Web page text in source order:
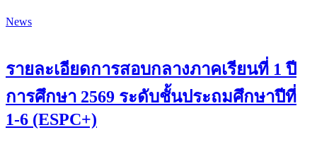
News
รายละเอียดการสอบกลางภาคเรียนที่ 1 ปี
การศึกษา 2569 ระดับชั้นประถมศึกษาปีที่
1-6 (ESPC+)